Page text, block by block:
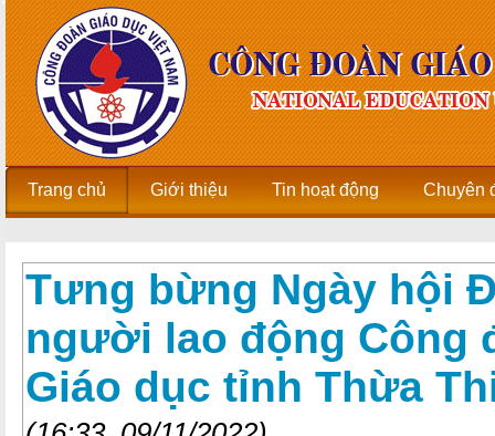
Trang chủ Giới thiệu Tin hoạt động Chuyên
Tưng bừng Ngày hội
người lao động Công
Giáo dục tỉnh Thừa